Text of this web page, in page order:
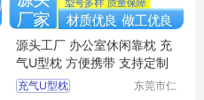
源头工厂 办公室休闲靠枕 充
气U型枕 方便携带 支持定制
充气U型枕
东莞市仁